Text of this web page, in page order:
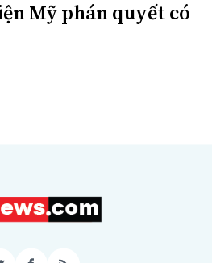
Mỹ phán quyết có